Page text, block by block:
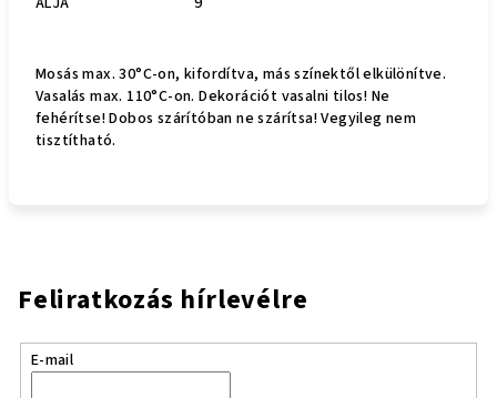
Mosás max. 30°C-on, kifordítva, más színektől elkülönítve.
Vasalás max. 110°C-on. Dekorációt vasalni tilos! Ne
fehérítse! Dobos szárítóban ne szárítsa! Vegyileg nem
tisztítható.
Feliratkozás hírlevélre
E-mail